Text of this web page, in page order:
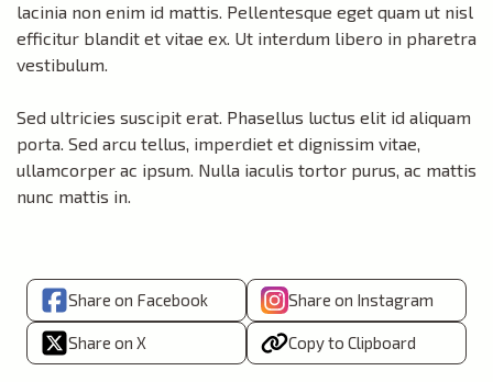
lacinia non enim id mattis. Pellentesque eget quam ut nisl
efficitur blandit et vitae ex. Ut interdum libero in pharetra
vestibulum.
Sed ultricies suscipit erat. Phasellus luctus elit id aliquam
porta. Sed arcu tellus, imperdiet et dignissim vitae,
ullamcorper ac ipsum. Nulla iaculis tortor purus, ac mattis
nunc mattis in.
Share on Facebook Share on Instagram
Share on X Copy to Clipboard